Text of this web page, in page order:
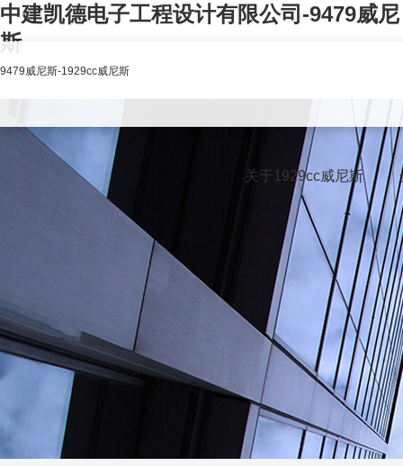
中建凯德电子工程设计有限公司-9479威尼
斯
9479威尼斯-1929cc威尼斯
关于1929cc威尼斯